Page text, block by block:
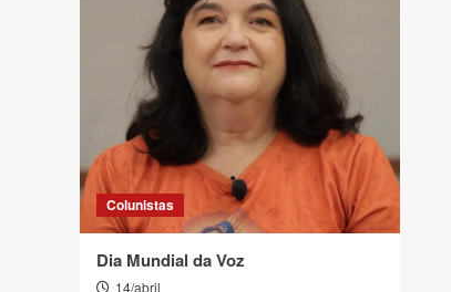
Colunistas
Dia Mundial da Voz
14/abril